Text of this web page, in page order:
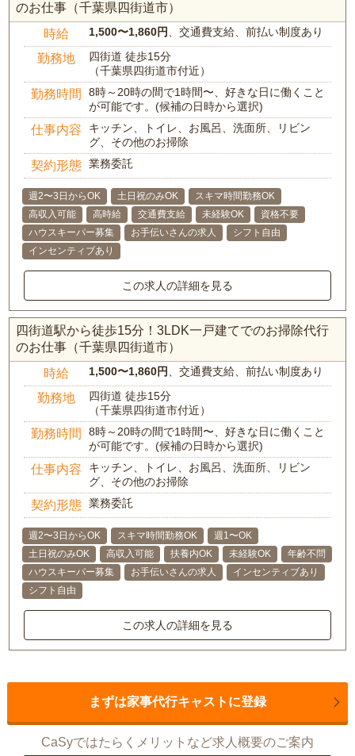
のお仕事（千葉県四街道市）
時給 1,500〜1,860円、交通費支給、前払い制度あり
勤務地
四街道 徒歩15分
（千葉県四街道市付近）
勤務時間
8時～20時の間で1時間〜、好きな日に働くこと
が可能です。(候補の日時から選択)
仕事内容
キッチン、トイレ、お風呂、洗面所、リビン
グ、その他のお掃除
契約形態 業務委託
週2〜3日からOK 土日祝のみOK
スキマ時間勤務OK
高収入可能
高時給 交通費支給 未経験OK
資格不要
ハウスキーパー募集
お手伝いさんの求人
シフト自由
インセンティブあり
この求人の詳細を見る
四街道駅から徒歩15分！3LDK一戸建てでのお掃除代行
のお仕事（千葉県四街道市）
時給 1,500〜1,860円、交通費支給、前払い制度あり
勤務地
四街道 徒歩15分
（千葉県四街道市付近）
勤務時間
8時～20時の間で1時間〜、好きな日に働くこと
が可能です。(候補の日時から選択)
仕事内容
キッチン、トイレ、お風呂、洗面所、リビン
グ、その他のお掃除
契約形態 業務委託
週2〜3日からOK スキマ時間勤務OK
週1〜OK
土日祝のみOK
高収入可能 扶養内OK 未経験OK
年齢不問
ハウスキーパー募集
お手伝いさんの求人
インセンティブあり
シフト自由
この求人の詳細を見る
まずは家事代行キャストに登録
CaSyではたらくメリットなど求人概要のご案内